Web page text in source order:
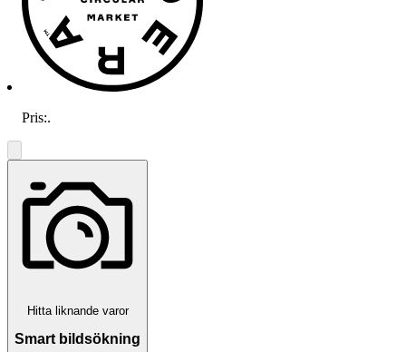
Pris:.
Hitta liknande varor
Smart bildsökning